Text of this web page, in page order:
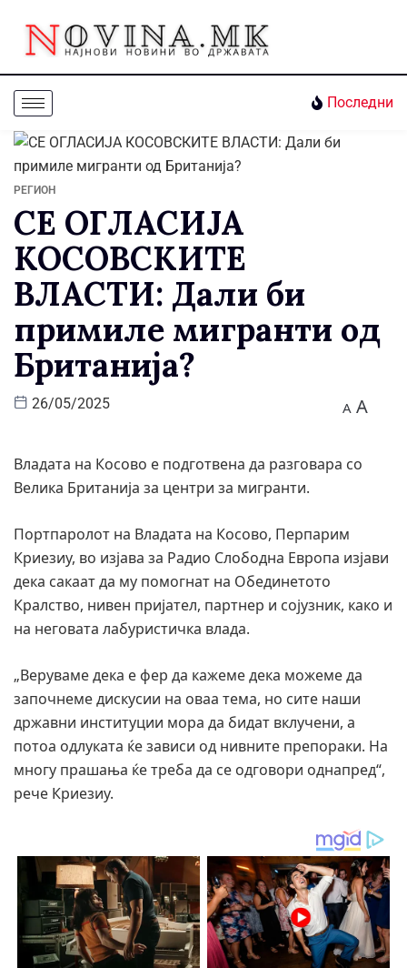
Последни
РЕГИОН
СЕ ОГЛАСИЈА
КОСОВСКИТЕ
ВЛАСТИ: Дали би
примиле мигранти од
Британија?
26/05/2025 A A
Владата на Косово е подготвена да разговара со
Велика Британија за центри за мигранти.
Портпаролот на Владата на Косово, Перпарим
Криезиу, во изјава за Радио Слободна Европа изјави
дека сакаат да му помогнат на Обединетото
Кралство, нивен пријател, партнер и сојузник, како и
на неговата лабуристичка влада.
„Веруваме дека е фер да кажеме дека можеме да
започнеме дискусии на оваа тема, но сите наши
државни институции мора да бидат вклучени, а
потоа одлуката ќе зависи од нивните препораки. На
многу прашања ќе треба да се одговори однапред“,
рече Криезиу.